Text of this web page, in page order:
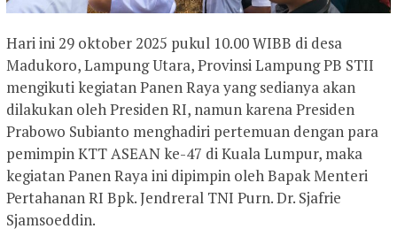
Hari ini 29 oktober 2025 pukul 10.00 WIBB di desa
Madukoro, Lampung Utara, Provinsi Lampung PB STII
mengikuti kegiatan Panen Raya yang sedianya akan
dilakukan oleh Presiden RI, namun karena Presiden
Prabowo Subianto menghadiri pertemuan dengan para
pemimpin KTT ASEAN ke-47 di Kuala Lumpur, maka
kegiatan Panen Raya ini dipimpin oleh Bapak Menteri
Pertahanan RI Bpk. Jendreral TNI Purn. Dr. Sjafrie
Sjamsoeddin.